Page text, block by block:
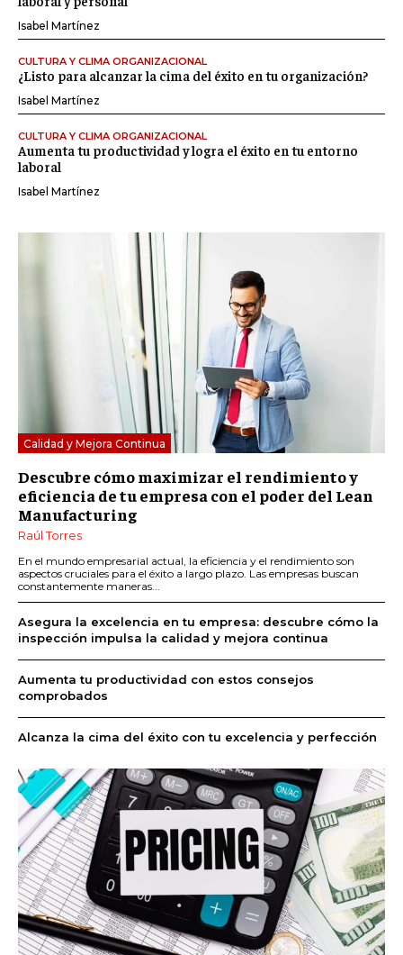
Isabel Martínez
CULTURA Y CLIMA ORGANIZACIONAL
¿Listo para alcanzar la cima del éxito en tu organización?
Isabel Martínez
CULTURA Y CLIMA ORGANIZACIONAL
Aumenta tu productividad y logra el éxito en tu entorno
laboral
Isabel Martínez
Calidad y Mejora Continua
Descubre cómo maximizar el rendimiento y
eficiencia de tu empresa con el poder del Lean
Manufacturing
Raúl Torres
En el mundo empresarial actual, la eficiencia y el rendimiento son
aspectos cruciales para el éxito a largo plazo. Las empresas buscan
constantemente maneras...
Asegura la excelencia en tu empresa: descubre cómo la
inspección impulsa la calidad y mejora continua
Aumenta tu productividad con estos consejos
comprobados
Alcanza la cima del éxito con tu excelencia y perfección